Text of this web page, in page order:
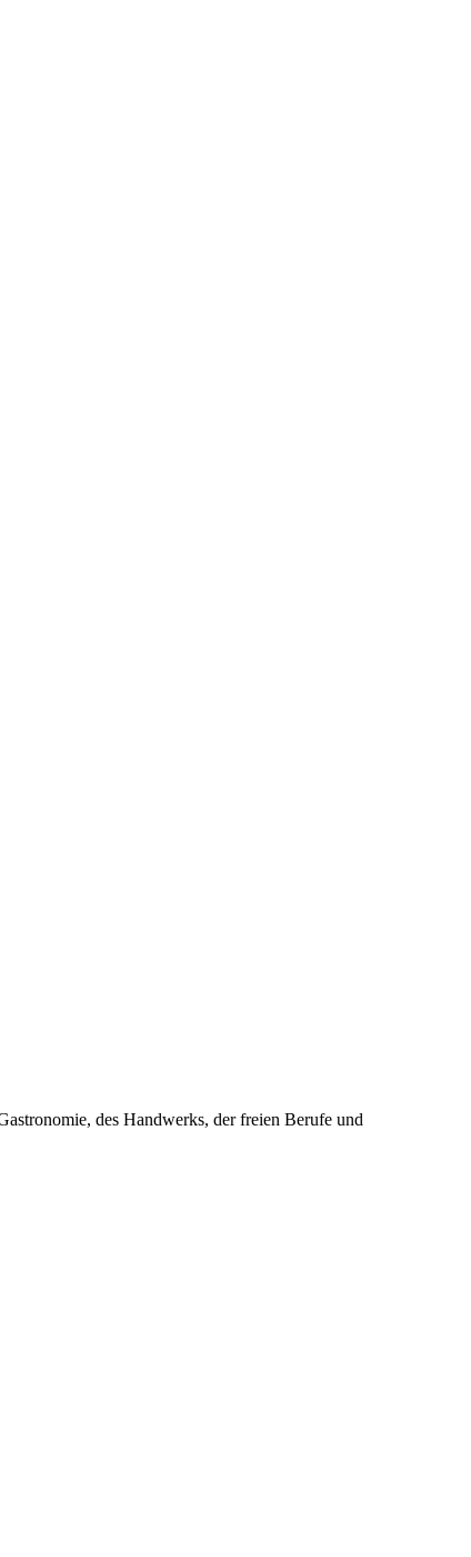
des Handwerks, der freien Berufe und